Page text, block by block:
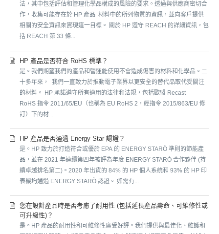
法，其中包括評估和管理化學品構成的風險的要求。透過與供應商密切合
作，收集可能存在於 HP 產品 材料中的所列物質的資訊，並向客戶提供
相關的安全資訊來實現這一目標。 關於 HP 遵守 REACH 的詳細資訊，包
括 REACH 第 33 條...
HP 產品是否符合 RoHS 標準？
是。我們期望我們的產品和營運能使用不會造成傷害的材料和化學品。二
十多年來， 我們一直致力於推動電子業界以更安全的替代品取代受關注
的材料。 HP 承諾遵守所有適用的法律和法規，包括歐盟 Recast
RoHS 指令 2011/65/EU（也稱為 EU RoHS 2，經指令 2015/863/EU 修
訂）下的材...
HP 產品是否通過 Energy Star 認證？
是。HP 致力於打造符合或優於 EPA 的 ENERGY STARÒ 準則的節能產
品，並在 2021 年連續第四年被評為年度 ENERGY STARÒ 合作夥伴 (持
續卓越排名第二)。2020 年出貨的 84% 的 HP 個人系統和 93% 的 HP 印
表機均通過 ENERGY STARÒ 認證。 如需有...
您在設計產品時是否考慮了耐用性 (包括延長產品壽命、可維修性或
可升級性)？
是。HP 產品的耐用性和可維修性廣受好評。我們提供與最佳化、維護和